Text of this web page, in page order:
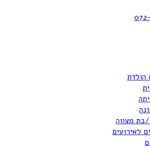
הולדת
בת מצווה
לאירועים